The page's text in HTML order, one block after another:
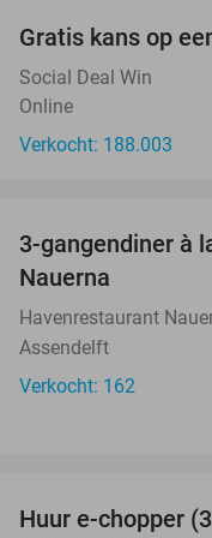
Gratis kans op
Social Deal Win
Online
Verkocht: 188.003
3-gangendiner à
Nauerna
Havenrestaurant
Assendelft
Verkocht: 162
Huur e-chopper